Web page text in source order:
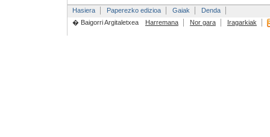
Hasiera Paperezko edizioa Gaiak
Denda
� Baigorri Argitaletxea
Harremana Nor gara Iragarkiak